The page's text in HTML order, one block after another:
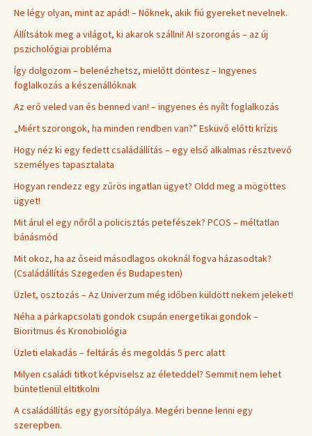
Ne légy olyan, mint az apád! – Nőknek, akik fiú gyereket nevelnek.
Állítsátok meg a világot, ki akarok szállni! AI szorongás – az új
pszichológiai probléma
Így dolgozom – belenézhetsz, mielőtt döntesz – Ingyenes
foglalkozás a készenállóknak
Az erő veled van és benned van! – ingyenes és nyílt foglalkozás
„Miért szorongok, ha minden rendben van?” Esküvő előtti krízis
Hogy néz ki egy fedett családállítás – egy első alkalmas résztvevő
személyes tapasztalata
Hogyan rendezz egy zűrös ingatlan ügyet? Oldd meg a mögöttes
ügyet!
Mit árul el egy nőről a policisztás petefészek? PCOS – méltatlan
bánásmód
Mit okoz, ha az őseid másodlagos okoknál fogva házasodtak?
(Családállítás Szegeden és Budapesten)
Üzlet, osztozás – Az Univerzum még időben küldött nekem jeleket!
Néha a párkapcsolati gondok csupán energetikai gondok –
Bioritmus és Kronobiológia
Üzleti elakadás – feltárás és megoldás 5 perc alatt
Milyen családi titkot képviselsz az életeddel? Semmit nem lehet
büntetlenül eltitkolni
A családállítás egy gyorsítópálya. Megéri benne lenni egy
szerepben.